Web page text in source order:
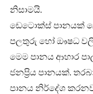
නිසාමයි.
ඩෙටොක්ස් පානයක්
පලතුරු හෝ ⁣ඖෂධ
මෙම පානය ආහාර
ජනප්‍රිය පානයක්.
පානය නිර්දේශ